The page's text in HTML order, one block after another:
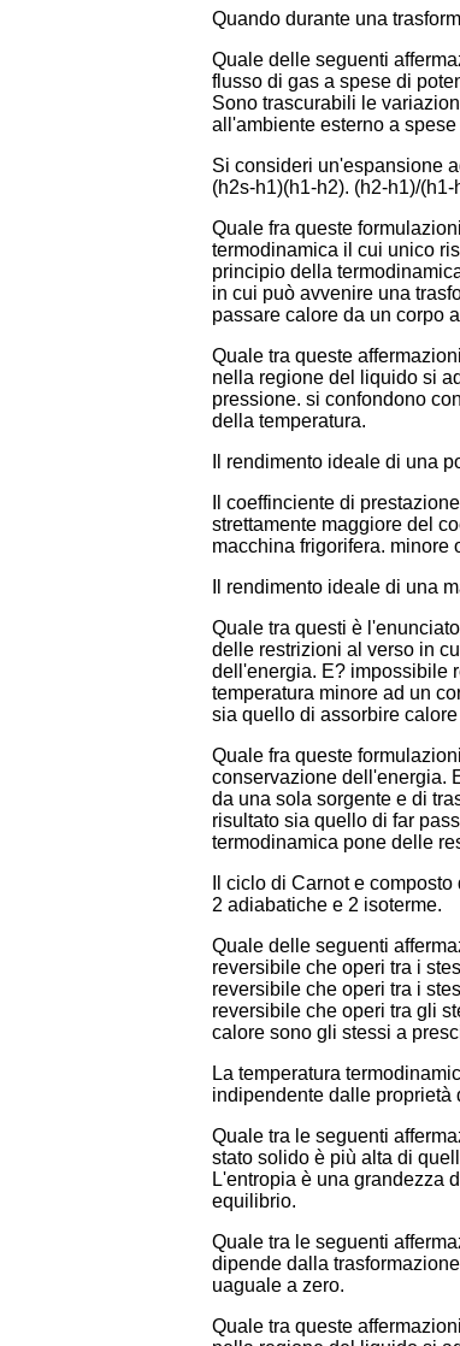
Quando durante una
Quale delle seguenti
flusso di gas a spese di
Sono trascurabili le
all'ambiente esterno a
Si consideri un'espansione
(h2s-h1)(h1-h2). (h2-h1)/
Quale fra queste
termodinamica il cui unico
principio della
in cui può avvenire una
passare calore da un corpo
Quale tra queste
nella regione del liquido si
pressione. si confondono
della temperatura.
Il rendimento ideale di una
Il coeffinciente di
strettamente maggiore del
macchina frigorifera. minore
Il rendimento ideale di una
Quale tra questi è
delle restrizioni al verso in
dell'energia. E? impossibile
temperatura minore ad un
sia quello di assorbire
Quale fra queste
conservazione dell'energia.
da una sola sorgente e di
risultato sia quello di far
termodinamica pone delle
Il ciclo di Carnot e
2 adiabatiche e 2 isoterme.
Quale delle seguenti
reversibile che operi tra i
reversibile che operi tra i
reversibile che operi tra gli
calore sono gli stessi a
La temperatura
indipendente dalle proprietà
Quale tra le seguenti
stato solido è più alta di
L'entropia è una grandezza
equilibrio.
Quale tra le seguenti
dipende dalla
uaguale a zero.
Quale tra queste